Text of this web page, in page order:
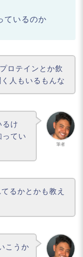
ているのか
ロテインとか飲
人もいるもんな
筆者
るけ
ってい
るかとかも教え
こうか